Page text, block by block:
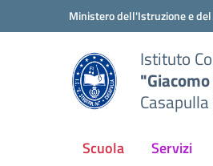
Vai ai contenuti
Vai al menu di navigazione
Ministero dell'Istruzione e
Istituto
Casapulla
Scuola Servizi